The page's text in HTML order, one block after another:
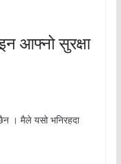
आफ्नो सुरक्षा
। मैले यसो भनिरहदा